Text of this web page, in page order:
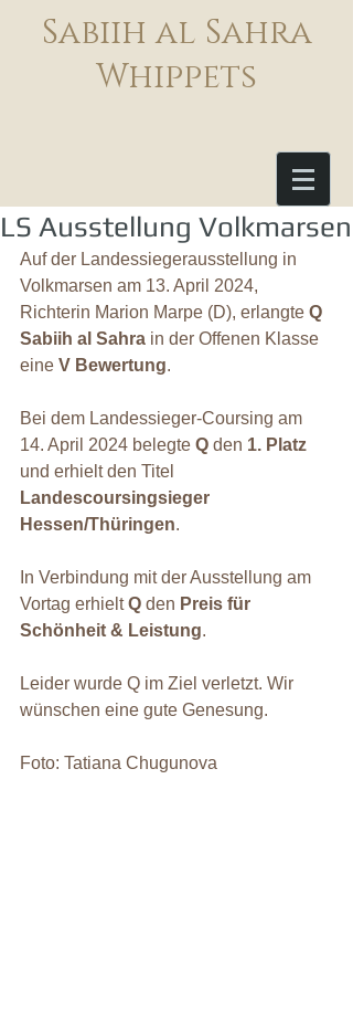
Sabiih al Sahra
Whippets
LS Ausstellung Volkmarsen
Auf der Landessiegerausstellung in
Volkmarsen am 13. April 2024,
Richterin Marion Marpe (D), erlangte Q
Sabiih al Sahra in der Offenen Klasse
eine V Bewertung.
Bei dem Landessieger-Coursing am
14. April 2024 belegte Q den 1. Platz
und erhielt den Titel
Landescoursingsieger
Hessen/Thüringen.
In Verbindung mit der Ausstellung am
Vortag erhielt Q den Preis für
Schönheit & Leistung.
Leider wurde Q im Ziel verletzt. Wir
wünschen eine gute Genesung.
Foto: Tatiana Chugunova